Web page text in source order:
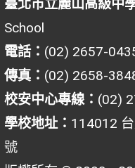
臺北市立麗山高級中
School
電話： (02) 2657-
傳真： (02) 2658-
校安中心專線： (02)
學校地址： 114012
號